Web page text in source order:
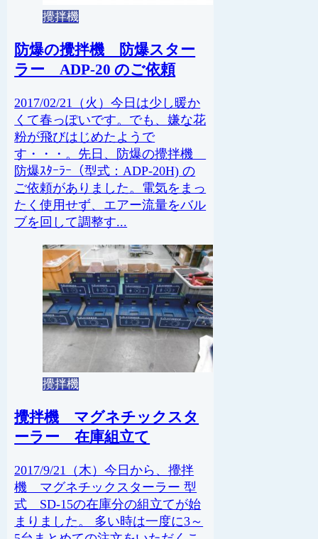
攪拌機
防爆の攪拌機 防爆スター
ラー ADP-20 のご依頼
2017/02/21（火）今日は少し暖か
くて春っぽいです。でも、嫌な花
粉が飛びはじめたようで
す・・・。先日、防爆の攪拌機
防爆ｽﾀｰﾗｰ（型式：ADP-20H) の
ご依頼がありました。電気をまっ
たく使用せず、エアー流量をバル
ブを回して調整す...
攪拌機
攪拌機 マグネチックスタ
ーラー 在庫組立て
2017/9/21（木）今日から、攪拌
機 マグネチックスターラー 型
式 SD-15の在庫分の組立てが始
まりました。 多い時は一度に3～